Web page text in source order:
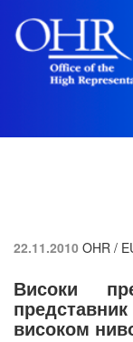
22.11.2010 OHR /
Високи
високом